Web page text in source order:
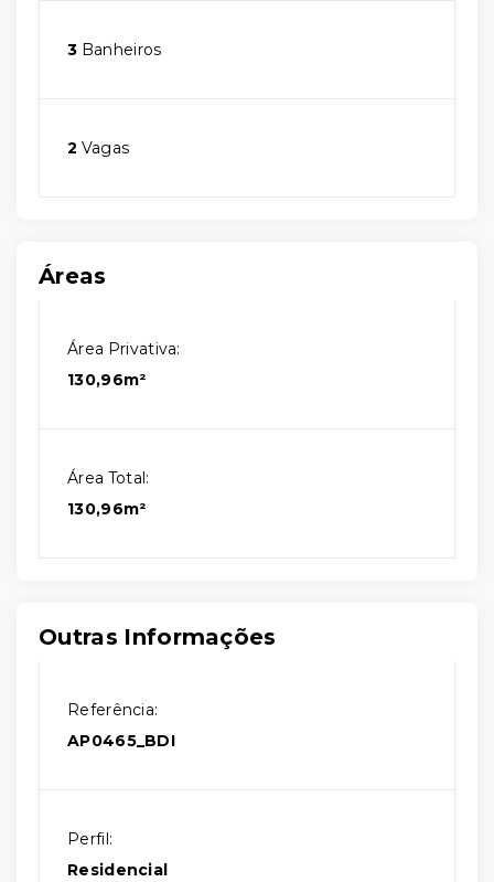
3 Banheiros
2 Vagas
Áreas
Área Privativa:
130,96m²
Área Total:
130,96m²
Outras Informações
Referência:
AP0465_BDI
Perfil:
Residencial